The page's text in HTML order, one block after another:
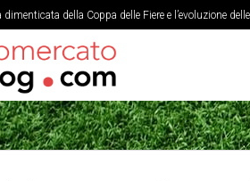
dimenticata della Coppa delle Fiere e l’evoluzione